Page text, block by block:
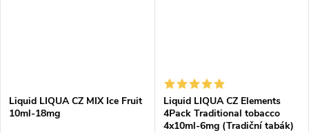
Liquid LIQUA CZ MIX Ice Fruit
10ml-18mg
Liquid LIQUA CZ Elements
4Pack Traditional tobacco
4x10ml-6mg (Tradiční tabák)